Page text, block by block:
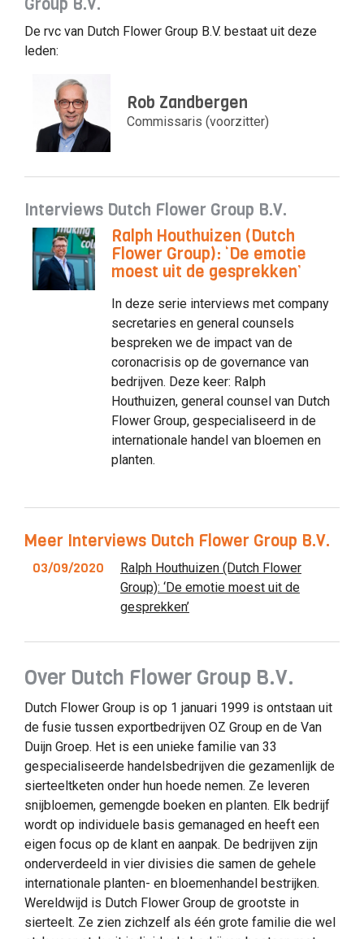
De rvc van Dutch Flower Group B.V. bestaat uit deze
leden:
Rob Zandbergen
Commissaris (voorzitter)
Interviews Dutch Flower Group B.V.
Ralph Houthuizen (Dutch
Flower Group): ‘De emotie
moest uit de gesprekken’
In deze serie interviews met company
secretaries en general counsels
bespreken we de impact van de
coronacrisis op de governance van
bedrijven. Deze keer: Ralph
Houthuizen, general counsel van Dutch
Flower Group, gespecialiseerd in de
internationale handel van bloemen en
planten.
Meer Interviews Dutch Flower Group B.V.
03/09/2020
Ralph Houthuizen (Dutch Flower
Group): ‘De emotie moest uit de
gesprekken’
Over Dutch Flower Group B.V.
Dutch Flower Group is op 1 januari 1999 is ontstaan uit
de fusie tussen exportbedrijven OZ Group en de Van
Duijn Groep. Het is een unieke familie van 33
gespecialiseerde handelsbedrijven die gezamenlijk de
sierteeltketen onder hun hoede nemen. Ze leveren
snijbloemen, gemengde boeken en planten. Elk bedrijf
wordt op individuele basis gemanaged en heeft een
eigen focus op de klant en aanpak. De bedrijven zijn
onderverdeeld in vier divisies die samen de gehele
internationale planten- en bloemenhandel bestrijken.
Wereldwijd is Dutch Flower Group de grootste in
sierteelt. Ze zien zichzelf als één grote familie die wel